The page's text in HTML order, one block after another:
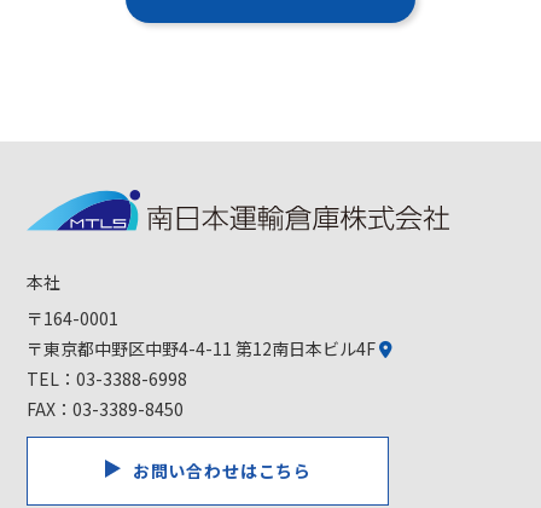
本社
〒164-0001
〒東京都中野区中野4-4-11 第12南日本ビル4F
TEL：03-3388-6998
FAX：03-3389-8450
お問い合わせはこちら